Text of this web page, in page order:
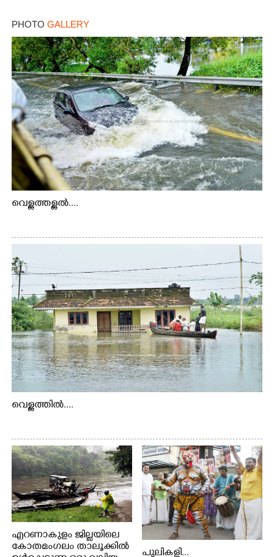
PHOTO GALLERY
വെള്ളത്തള്ളൽ....
വെള്ളത്തിൽ....
എറണാകുളം ജില്ലയിലെ
കോതമംഗലം താലൂക്കിൽ
പുലികളി...